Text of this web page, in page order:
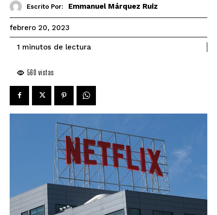
Escrito Por: Emmanuel Márquez Ruiz
febrero 20, 2023
1 minutos de lectura
560 vistas